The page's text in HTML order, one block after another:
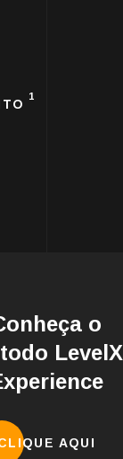
1
o
LevelX
AQUI